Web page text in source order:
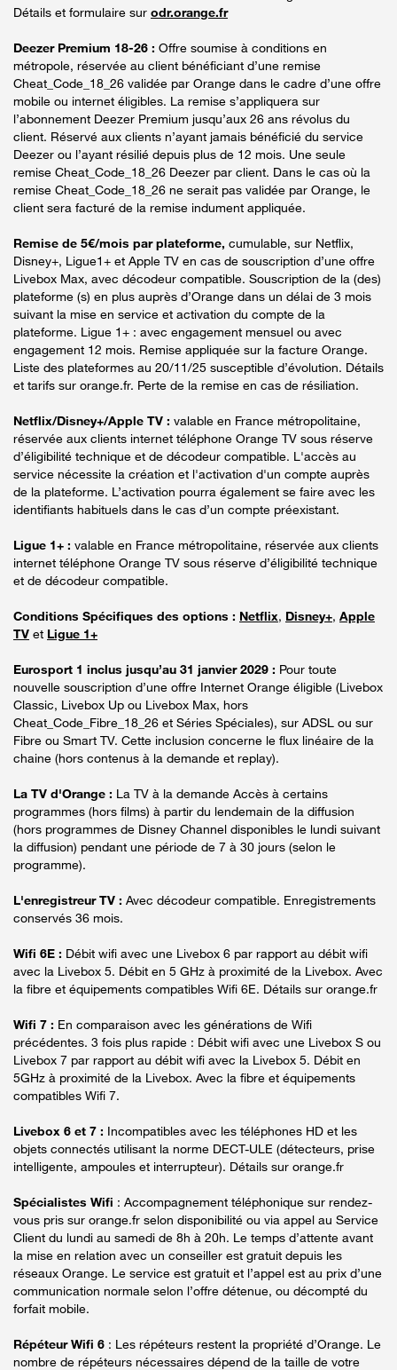
Détails et formulaire sur odr.orange.fr
Deezer Premium 18-26 : Offre soumise à conditions en
métropole, réservée au client bénéficiant d’une remise
Cheat_Code_18_26 validée par Orange dans le cadre d’une offre
mobile ou internet éligibles. La remise s’appliquera sur
l’abonnement Deezer Premium jusqu’aux 26 ans révolus du
client. Réservé aux clients n’ayant jamais bénéficié du service
Deezer ou l’ayant résilié depuis plus de 12 mois. Une seule
remise Cheat_Code_18_26 Deezer par client. Dans le cas où la
remise Cheat_Code_18_26 ne serait pas validée par Orange, le
client sera facturé de la remise indument appliquée.
Remise de 5€/mois par plateforme, cumulable, sur Netflix,
Disney+, Ligue1+ et Apple TV en cas de souscription d’une offre
Livebox Max, avec décodeur compatible. Souscription de la (des)
plateforme (s) en plus auprès d’Orange dans un délai de 3 mois
suivant la mise en service et activation du compte de la
plateforme. Ligue 1+ : avec engagement mensuel ou avec
engagement 12 mois. Remise appliquée sur la facture Orange.
Liste des plateformes au 20/11/25 susceptible d’évolution. Détails
et tarifs sur orange.fr. Perte de la remise en cas de résiliation.
Netflix/Disney+/Apple TV : valable en France métropolitaine,
réservée aux clients internet téléphone Orange TV sous réserve
d’éligibilité technique et de décodeur compatible. L'accès au
service nécessite la création et l'activation d'un compte auprès
de la plateforme. L’activation pourra également se faire avec les
identifiants habituels dans le cas d’un compte préexistant.
Ligue 1+ : valable en France métropolitaine, réservée aux clients
internet téléphone Orange TV sous réserve d’éligibilité technique
et de décodeur compatible.
Conditions Spécifiques des options : Netflix, Disney+, Apple
TV et Ligue 1+
Eurosport 1 inclus jusqu’au 31 janvier 2029 : Pour toute
nouvelle souscription d’une offre Internet Orange éligible (Livebox
Classic, Livebox Up ou Livebox Max, hors
Cheat_Code_Fibre_18_26 et Séries Spéciales), sur ADSL ou sur
Fibre ou Smart TV. Cette inclusion concerne le flux linéaire de la
chaine (hors contenus à la demande et replay).
La TV d'Orange : La TV à la demande Accès à certains
programmes (hors films) à partir du lendemain de la diffusion
(hors programmes de Disney Channel disponibles le lundi suivant
la diffusion) pendant une période de 7 à 30 jours (selon le
programme).
L'enregistreur TV : Avec décodeur compatible. Enregistrements
conservés 36 mois.
Wifi 6E : Débit wifi avec une Livebox 6 par rapport au débit wifi
avec la Livebox 5. Débit en 5 GHz à proximité de la Livebox. Avec
la fibre et équipements compatibles Wifi 6E. Détails sur orange.fr
Wifi 7 : En comparaison avec les générations de Wifi
précédentes. 3 fois plus rapide : Débit wifi avec une Livebox S ou
Livebox 7 par rapport au débit wifi avec la Livebox 5. Débit en
5GHz à proximité de la Livebox. Avec la fibre et équipements
compatibles Wifi 7.
Livebox 6 et 7 : Incompatibles avec les téléphones HD et les
objets connectés utilisant la norme DECT-ULE (détecteurs, prise
intelligente, ampoules et interrupteur). Détails sur orange.fr
Spécialistes Wifi : Accompagnement téléphonique sur rendez-
vous pris sur orange.fr selon disponibilité ou via appel au Service
Client du lundi au samedi de 8h à 20h. Le temps d’attente avant
la mise en relation avec un conseiller est gratuit depuis les
réseaux Orange. Le service est gratuit et l’appel est au prix d’une
communication normale selon l’offre détenue, ou décompté du
forfait mobile.
Répéteur Wifi 6 : Les répéteurs restent la propriété d’Orange. Le
nombre de répéteurs nécessaires dépend de la taille de votre